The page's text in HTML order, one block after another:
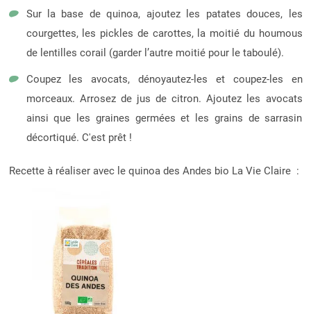
Sur la base de quinoa, ajoutez les patates douces, les
courgettes, les pickles de carottes, la moitié du houmous
de lentilles corail (garder l’autre moitié pour le taboulé).
Coupez les avocats, dénoyautez-les et coupez-les en
morceaux. Arrosez de jus de citron. Ajoutez les avocats
ainsi que les graines germées et les grains de sarrasin
décortiqué. C'est prêt !
Recette à réaliser avec le quinoa des Andes bio La Vie Claire :